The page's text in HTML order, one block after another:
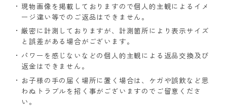
現物画像を掲載しておりますので個人的主観によるイメ
ージ違い等でのご返品はできません。
厳密に計測しておりますが、計測箇所により表示サイズ
と誤差がある場合がございます。
パワーを感じないなどの個人的主観による返品交換及び
返金はできません。
お子様の手の届く場所に置く場合は、ケガや誤飲など思
わぬトラブルを招く事がございますのでご留意くださ
い。